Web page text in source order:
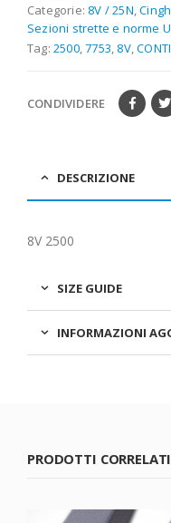
Categorie: 8V / 25N ,
Sezioni strette e norme
Tag: 2500,7753 8V,
CONDIVIDERE
DESCRIZIONE
8V 2500
SIZE GUIDE
INFORMAZIONI
PRODOTTI CORRELATI